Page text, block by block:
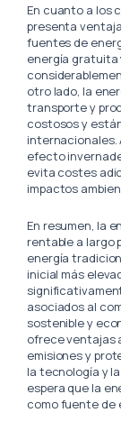
En cuanto a los
presenta
fuentes de
energía gratuita
otro lado, la
transporte y
costosos y
internacionales.
efecto
evita costes
impactos
En resumen, la
rentable a largo
energía
inicial más
asociados al
sostenible y
ofrece ventajas
emisiones y
la tecnología y
espera que la
como fuente de